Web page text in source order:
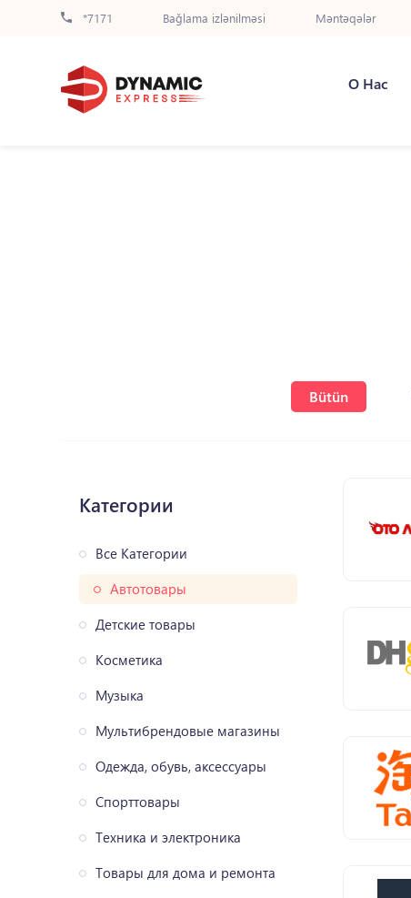
*7171 Bağlama izlənilməsi Məntəqələr
О Нас
Bütün
Категории
Все Категории
Автотовары
Детские товары
Косметика
Музыка
Мультибрендовые магазины
Одежда, обувь, аксессуары
Спорттовары
Техника и электроника
Товары для дома и ремонта